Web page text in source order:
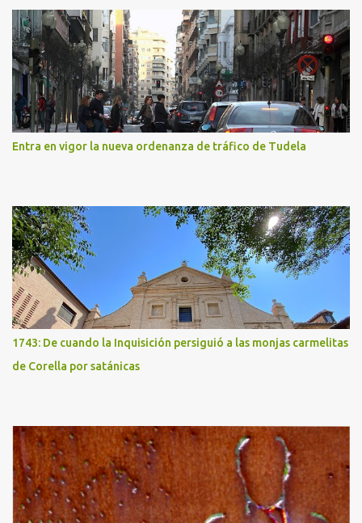
Entra en vigor la nueva ordenanza de tráfico de Tudela
1743: De cuando la Inquisición persiguió a las monjas carmelitas
de Corella por satánicas